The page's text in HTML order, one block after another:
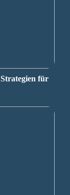
für